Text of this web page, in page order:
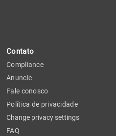
Contato
Compliance
Anuncie
Fale conosco
Política de privacidade
Change privacy settings
FAQ